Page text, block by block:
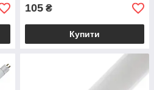
105 ₴
Купити